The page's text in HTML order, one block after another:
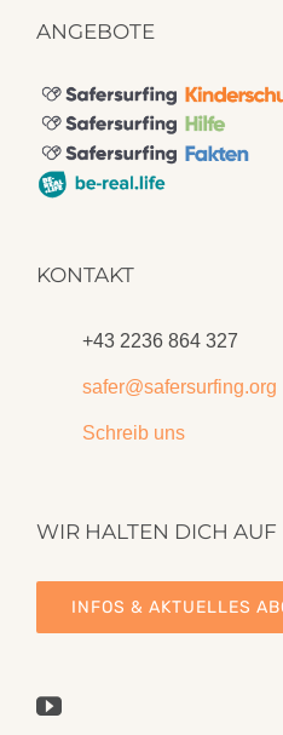
ANGEBOTE
KONTAKT
+43 2236 864 327
safer@safersurfing.org
Schreib uns
WIR HALTEN DICH
INFOS & AKTUELLES